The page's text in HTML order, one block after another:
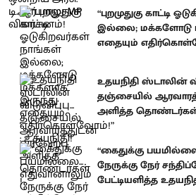
“புறமுதுகு காட்டி
இல்லை; மக்களோடு
எதையும்
உதயநிதி ஸ்டாலின்
தஞ்சையில்
அளித்த
“கைதுக்கு
நேருக்கு நேர்
பேட்டியளித்த